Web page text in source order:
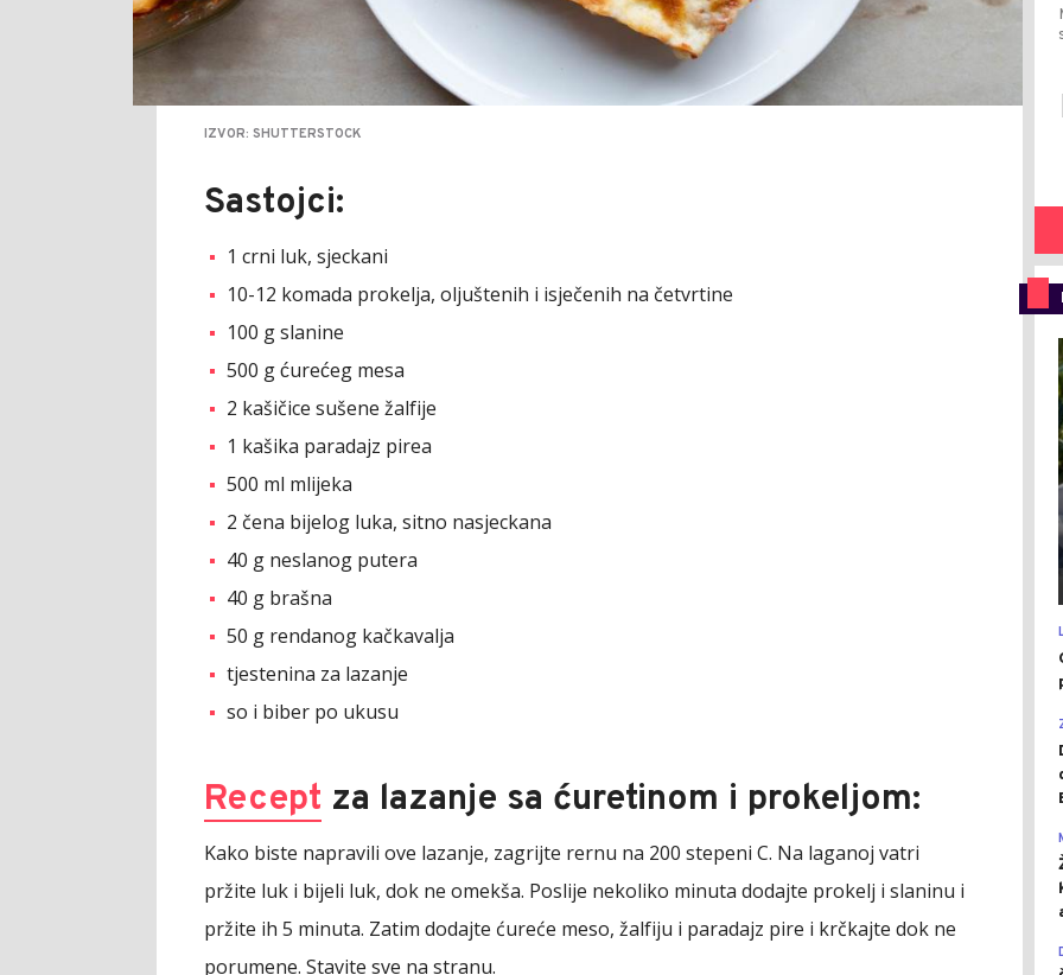
IZVOR: SHUTTERSTOCK
Sastojci:
1 crni luk, sjeckani
10-12 komada prokelja, oljuštenih i isječenih na četvrtine
100 g slanine
500 g ćurećeg mesa
2 kašičice sušene žalfije
1 kašika paradajz pirea
500 ml mlijeka
2 čena bijelog luka, sitno nasjeckana
40 g neslanog putera
40 g brašna
50 g rendanog kačkavalja
tjestenina za lazanje
so i biber po ukusu
Recept za lazanje sa ćuretinom i prokeljom:
Kako biste napravili ove lazanje, zagrijte rernu na 200 stepeni C. Na laganoj vatri
pržite luk i bijeli luk, dok ne omekša. Poslije nekoliko minuta dodajte prokelj i slaninu i
pržite ih 5 minuta. Zatim dodajte ćureće meso, žalfiju i paradajz pire i krčkajte dok ne
porumene. Stavite sve na stranu.